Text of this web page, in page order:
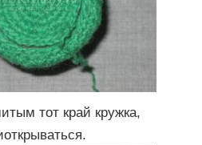
тот край кружка,